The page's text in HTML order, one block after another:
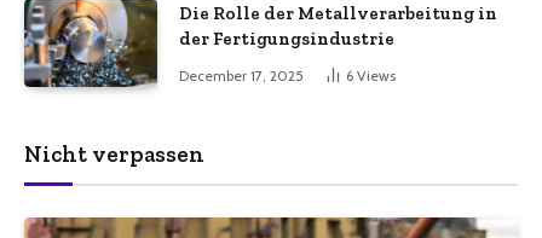
Die Rolle der Metallverarbeitung in
der Fertigungsindustrie
December 17, 2025 6 Views
Nicht verpassen